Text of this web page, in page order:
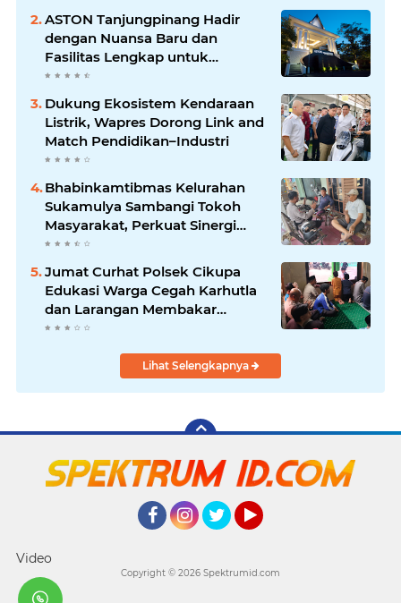
ASTON Tanjungpinang Hadir
dengan Nuansa Baru dan
Fasilitas Lengkap untuk
Kenyamanan Tamu
Dukung Ekosistem Kendaraan
Listrik, Wapres Dorong Link and
Match Pendidikan–Industri
Bhabinkamtibmas Kelurahan
Sukamulya Sambangi Tokoh
Masyarakat, Perkuat Sinergi
Jaga Kamtibmas
Jumat Curhat Polsek Cikupa
Edukasi Warga Cegah Karhutla
dan Larangan Membakar
Sampah
Lihat Selengkapnya
Video
Copyright © 2026 Spektrumid.com